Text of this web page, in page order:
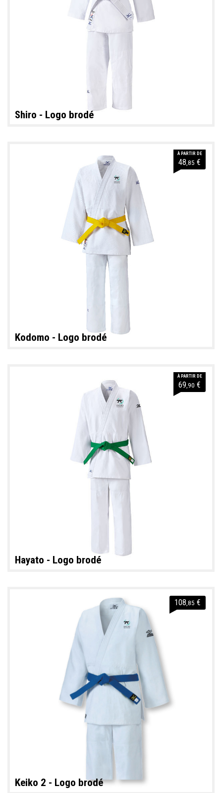
Shiro - Logo brodé
À PARTIR DE
48 ,85 €
Kodomo - Logo brodé
À PARTIR DE
69 ,90 €
Hayato - Logo brodé
108 ,85 €
Keiko 2 - Logo brodé